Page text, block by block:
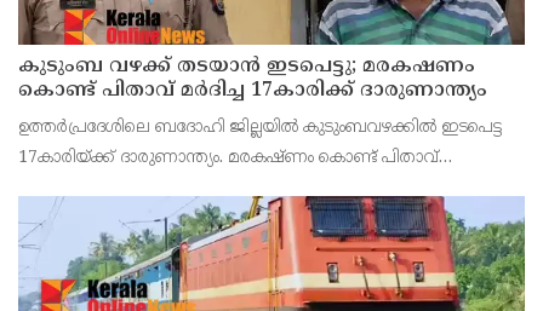
കുടുംബ വഴക്ക് തടയാന്‍ ഇടപെട്ടു; മരകഷണം
കൊണ്ട് പിതാവ് മർദിച്ച 17കാരിക്ക് ദാരുണാന്ത്യം
ഉത്തര്‍പ്രദേശിലെ ബദോഹി ജില്ലയില്‍ കുടുംബവഴക്കില്‍ ഇടപെട്ട
17കാരിയ്ക്ക് ദാരുണാന്ത്യം. മരകഷ്ണം കൊണ്ട് പിതാവ്
പിതാവ് രാജേഷ് യാദവിനെ പൊലീസ് അറസ്റ്റ് ചെയ്തു.